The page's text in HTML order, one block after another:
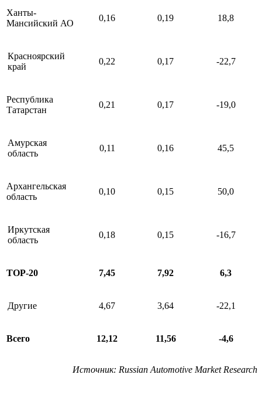
Ханты-
Мансийский АО
0,16 0,19 18,8
Красноярский
край
0,22 0,17 -22,7
Республика
Татарстан
0,21 0,17 -19,0
Амурская
область
0,11 0,16 45,5
Архангельская
область
0,10 0,15 50,0
Иркутская
область
0,18 0,15 -16,7
ТОР-20 7,45 7,92 6,3
Другие 4,67 3,64 -22,1
Всего 12,12 11,56 -4,6
Источник: Russian Automotive Market Research